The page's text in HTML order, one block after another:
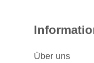
Über uns